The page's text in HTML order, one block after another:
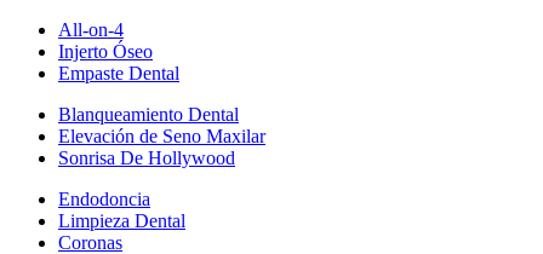
All-on-4
Injerto Óseo
Empaste Dental
Blanqueamiento Dental
Elevación de Seno Maxilar
Sonrisa De Hollywood
Endodoncia
Limpieza Dental
Coronas